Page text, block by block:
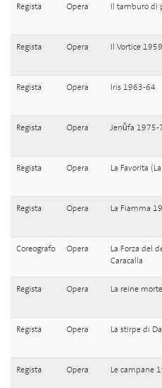
Regista Opera Il tamburo di
Regista Opera Il Vortice
Regista Opera Iris 1963-64
Regista Opera Jenůfa 1975-
Regista Opera La Favorita
Regista Opera La Fiamma
Coreografo Opera
La Forza del
Caracalla
Regista Opera La reine
Regista Opera La stirpe di
Regista Opera Le campane